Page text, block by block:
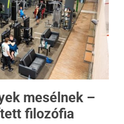
mesélnek –
filozófia